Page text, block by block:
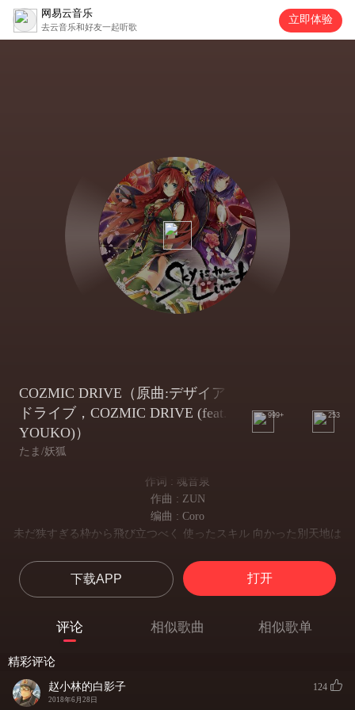
网易云音乐
去云音乐和好友一起听歌
立即体验
COZMIC DRIVE（原曲:デザイア
ドライブ，COZMIC DRIVE (feat.
YOUKO)）
たま/妖狐
999+ 253
作词 : 魂音泉
作曲 : ZUN
编曲 : Coro
未だ狭すぎる枠から飛び立つべく 使ったスキル 向かった別天地は
柵も垣根もない世界 掻き回してbreak downが正解のworld
然而世界本没有束缚 翻乱它 使它发生故障 但哪里才是正确的世界
体内時計 狂ったままmaintain 欲望に身を任せてブレーメン
体内的时钟保持着疯狂的欲望 置身于Bremen
今はお楽しみ 道楽に専念 受け付ける洗礼 (Let's get it on.)
キャンバスの上 縦横無尽に踊る筆みたいに驚かせる技の芸術
如画布上横冲直撞像是在跳舞的笔一样令人吃惊的艺术技能
無駄な抵抗 結局は圧倒 引き摺って連行 (Next Level)
下载APP 打开
评论 相似歌曲 相似歌单
精彩评论
赵小林的白影子
2018年6月28日
124